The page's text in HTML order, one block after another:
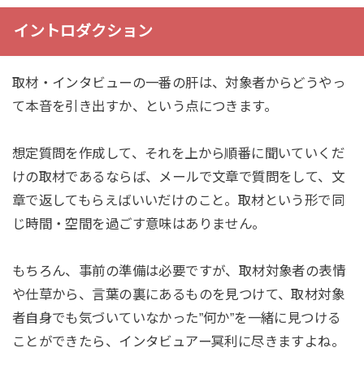
イントロダクション
取材・インタビューの一番の肝は、対象者からどうやっ
て本音を引き出すか、という点につきます。
想定質問を作成して、それを上から順番に聞いていくだ
けの取材であるならば、メールで文章で質問をして、文
章で返してもらえばいいだけのこと。取材という形で同
じ時間・空間を過ごす意味はありません。
もちろん、事前の準備は必要ですが、取材対象者の表情
や仕草から、言葉の裏にあるものを見つけて、取材対象
者自身でも気づいていなかった”何か”を一緒に見つける
ことができたら、インタビュアー冥利に尽きますよね。